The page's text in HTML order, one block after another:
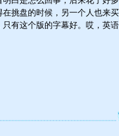
在挑盘的时候，另一个人也来
只有这个版的字幕好。哎，英